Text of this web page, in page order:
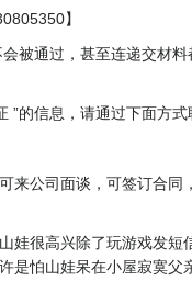
】
被通过，甚至连递交材
的信息，请通过下面方式
来公司面谈，可签订合
娃很高兴除了玩游戏发
是怕山娃呆在小屋寂寞